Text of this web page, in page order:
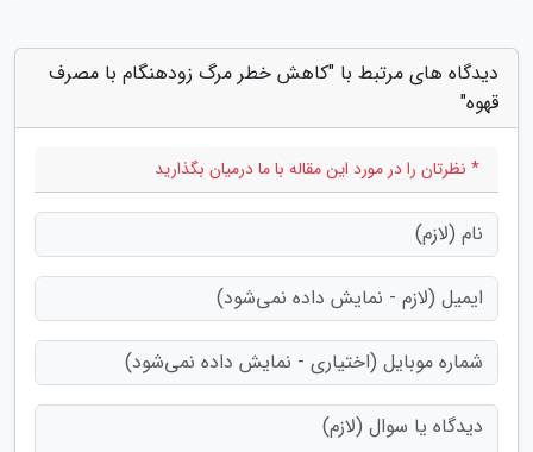
دیدگاه های مرتبط با "کاهش خطر مرگ زودهنگام با مصرف
قهوه"
* نظرتان را در مورد این مقاله با ما درمیان بگذارید